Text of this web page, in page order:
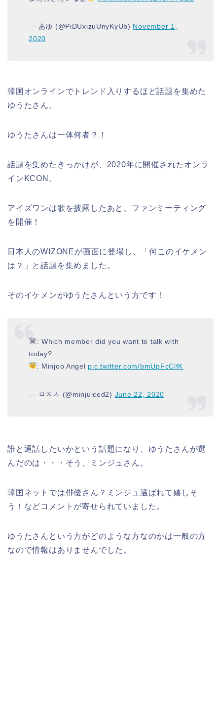
— あゆ (@PiDUxizuUnyKyUb) November 1,
2020
韓国オンラインでトレンド入りするほど話題を集めた
ゆうたさん。
ゆうたさんは一体何者？！
話題を集めたきっかけが、2020年に開催されたオンラ
インKCON。
アイズワンは歌を披露したあと、ファンミーティング
を開催！
日本人のWIZONEが画面に登場し、「何このイケメン
は？」と話題を集めました。
そのイケメンがゆうたさんという方です！
: Which member did you want to talk with
today?
: Minjoo Angel pic.twitter.com/bmUpFcClfK
— ㅁㅈㅅ (@minjuiced2) June 22, 2020
誰と通話したいかという話題になり、ゆうたさんが選
んだのは・・・そう、ミンジュさん。
韓国ネットでは俳優さん？ミンジュ選ばれて嬉しそ
う！などコメントが寄せられていました。
ゆうたさんという方がどのような方なのかは一般の方
なので情報はありませんでした。